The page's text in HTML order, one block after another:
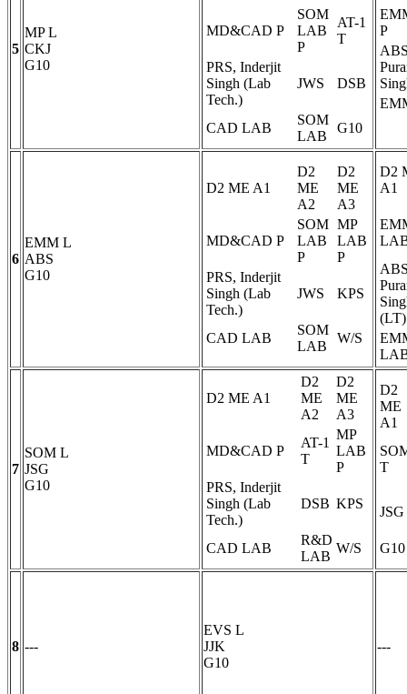
5
MPL
CKJ
G10
MD&CAD P
SOM
LAB
P
AT-1
T
PRS, Inderjit
Singh (Lab
Tech.)
JWS DSB
CAD LAB
SOM
LAB
G10
P
6
EMM L
ABS
G10
D2 ME A1
D2
ME
A2
D2
ME
A3
MD&CAD P
SOM
LAB
P
MP
LAB
P
PRS, Inderjit
Singh (Lab
Tech.)
JWS KPS
CAD LAB
SOM
LAB
W/S
D2
A1
(LT)
7
SOM L
JSG
G10
D2 ME A1
D2
ME
A2
D2
ME
A3
MD&CAD P
AT-1
T
MP
LAB
P
PRS, Inderjit
Singh (Lab
Tech.)
DSB KPS
CAD LAB
R&D
LAB
W/S
D2
ME
A1
T
JSG
G10
8 ---
EVS L
JJK
G10
---